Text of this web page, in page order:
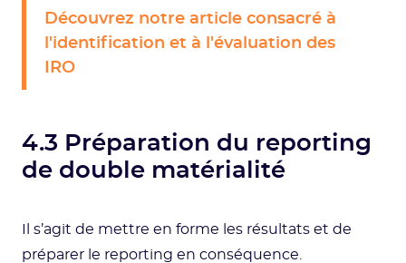
Découvrez notre article consacré à
l'identification et à l'évaluation des
IRO
4.3 Préparation du reporting
de double matérialité
Il s’agit de mettre en forme les résultats et de
préparer le reporting en conséquence.